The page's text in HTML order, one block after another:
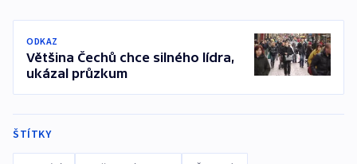
ODKAZ
Většina Čechů chce silného lídra,
ukázal průzkum
ŠTÍTKY